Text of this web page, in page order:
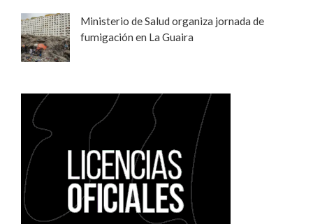
Ministerio de Salud organiza jornada de
fumigación en La Guaira